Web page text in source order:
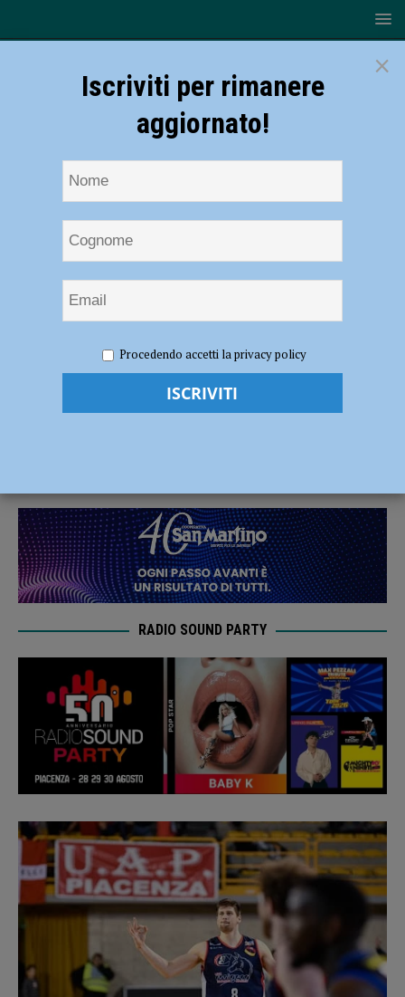
Piacenza, confermato Lorenzo Molinaro per la prossima stagione
Assigeco Piacenza, confermato Lorenzo
RADIO SOUND PARTY
×
Iscriviti per rimanere
aggiornato!
Procedendo accetti la privacy policy